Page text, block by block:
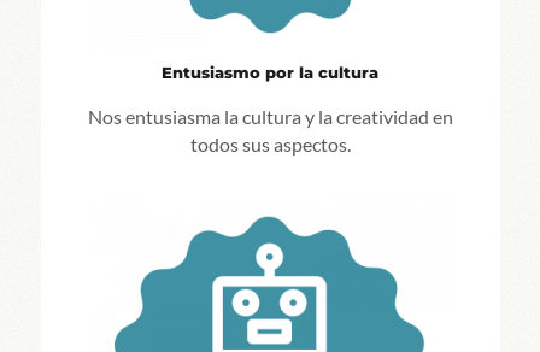
Entusiasmo por la cultura
Nos entusiasma la cultura y la creatividad en
todos sus aspectos.